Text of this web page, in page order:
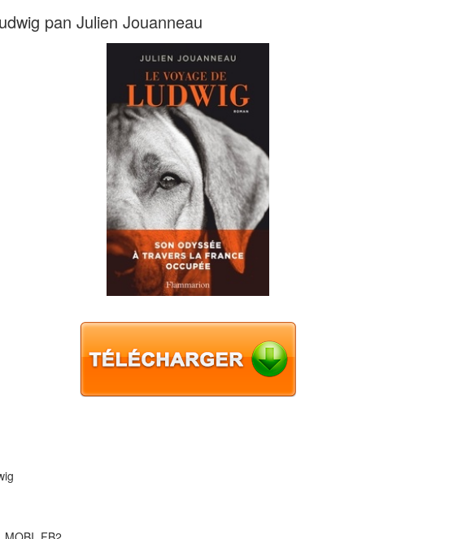
pan Julien Jouanneau